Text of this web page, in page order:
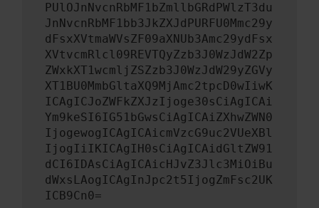
PUlOJnNvcnRbMF1bZmllbGRdPWlzT3du
JnNvcnRbMF1bb3JkZXJdPURFU0Mmc29y
dFsxXVtmaWVsZF09aXNUb3Amc29ydFsx
XVtvcmRlcl09REVTQyZzb3J0WzJdW2Zp
ZWxkXT1wcmljZSZzb3J0WzJdW29yZGVy
XT1BU0MmbGltaXQ9MjAmc2tpcD0wIiwK
ICAgICJoZWFkZXJzIjoge30sCiAgICAi
Ym9keSI6IG51bGwsCiAgICAiZXhwZWN0
IjogewogICAgICAicmVzcG9uc2VUeXBl
IjogIiIKICAgIH0sCiAgICAidGltZW91
dCI6IDAsCiAgICAicHJvZ3Jlc3MiOiBu
dWxsLAogICAgInJpc2t5IjogZmFsc2UK
ICB9Cn0=